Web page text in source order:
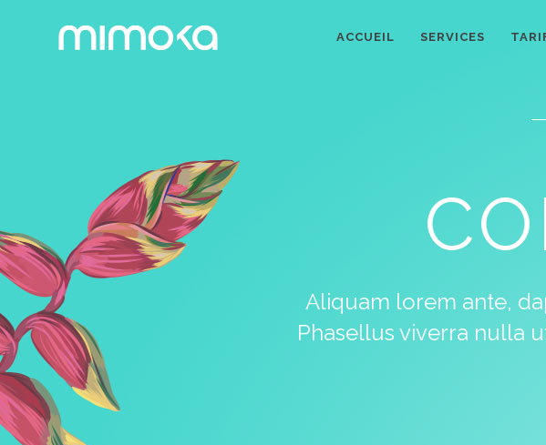
ACCUEIL SERVICES
Aliquam lorem ante,
Phasellus viverra nulla